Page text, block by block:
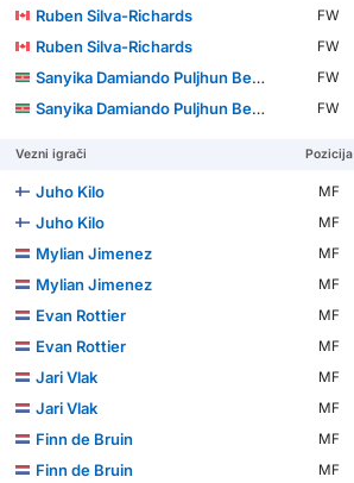
Ruben Silva-Richards
FW
Ruben Silva-Richards
FW
Sanyika Damiando Puljhun Bergtop
FW
Sanyika Damiando Puljhun Bergtop
FW
Vezni igrači Pozicija
Juho Kilo MF
Juho Kilo
MF
Mylian Jimenez
MF
Mylian Jimenez
MF
Evan Rottier
MF
Evan Rottier
MF
Jari Vlak
MF
Jari Vlak
MF
Finn de Bruin
MF
Finn de Bruin
MF